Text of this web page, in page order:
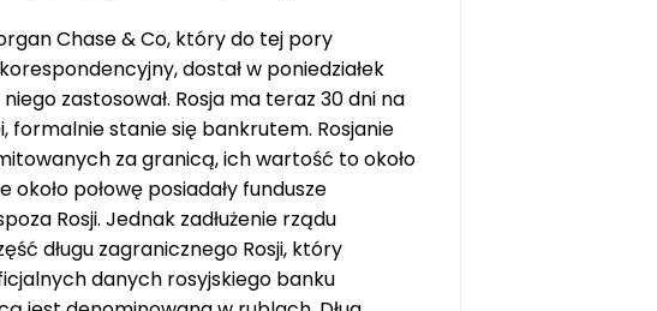
Chase & Co, który do tej pory
dostał w poniedziałek
zastosował. Rosja ma teraz 30 dni na
formalnie stanie się bankrutem. Rosjanie
za granicą, ich wartość to około
połowę posiadały fundusze
Rosji. Jednak zadłużenie rządu
długu zagranicznego Rosji, który
danych rosyjskiego banku